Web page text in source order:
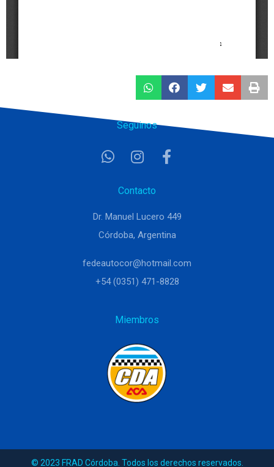
Seguinos
Contacto
Dr. Manuel Lucero 449
Córdoba, Argentina
fedeautocor@hotmail.com
+54 (0351) 471-8828
Miembros
© 2023 FRAD Córdoba. Todos los derechos reservados.